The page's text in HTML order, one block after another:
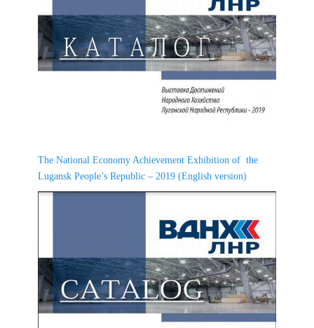
The National Economy Achievement Exhibition of the
Lugansk People’s Republic – 2019 (English version)